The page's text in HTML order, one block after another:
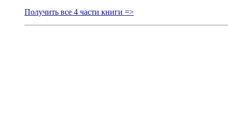
Получить все 4 части книги =>